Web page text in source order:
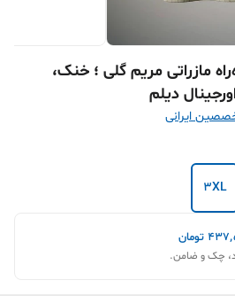
مازراتی مریم گلی ؛ خنک،
ایرانی
3XL
تومان